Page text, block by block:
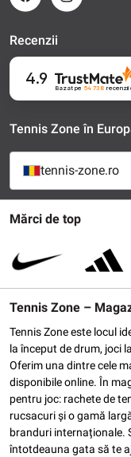
Mărci de top
Tennis Zone –
Tennis Zone este locul
la început de drum, joci
Oferim una dintre cele
disponibile online. În
pentru joc: rachete de
rucsacuri și o gamă
branduri internaționale.
întotdeauna gata să te
Recenzii
4.9
Bazat pe 54 738 recenzii
Tennis Zone în
tennis-zone.ro